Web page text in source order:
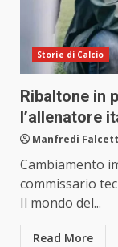
Storie di Calcio
Ribaltone in
l’allenatore
Manfredi
Cambiamento
commissario
Il mondo del...
Read More